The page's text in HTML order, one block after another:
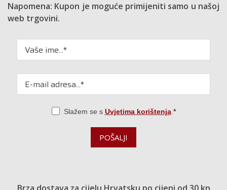
Napomena: Kupon je moguće primijeniti samo u našoj
web trgovini.
Slažem se s Uvjetima korištenja.
POŠALJI